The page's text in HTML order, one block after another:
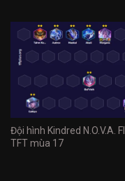
Đội hình Kindred N.O.V.A.
TFT mùa 17